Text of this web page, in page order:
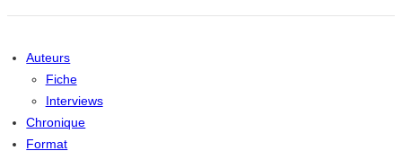
Auteurs
Fiche
Interviews
Chronique
Format